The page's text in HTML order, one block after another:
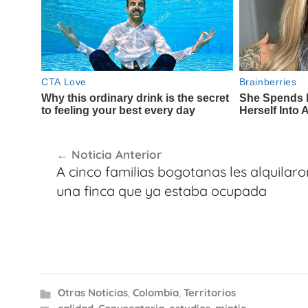
de
entradas
Noticia Anterior
A cinco familias bogotanas les
una finca que ya estaba ocupada
Otras Noticias, Colombia, Territorios